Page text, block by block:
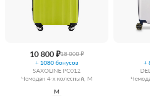
10 800 ₽18 000 ₽
+ 1080 бонусов
SAXOLINE PC012
Чемодан 4-х колесный, M
M
+